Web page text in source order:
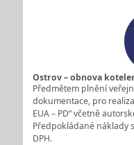
Ostrov – obnova
Předmětem plnění
dokumentace, pro
EUA – PD“ včetně
Předpokládané náklady
DPH.